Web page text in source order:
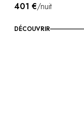
MAGAZINE
NOS ENGAGEMENTS
401 €/nuit
DÉCOUVRIR